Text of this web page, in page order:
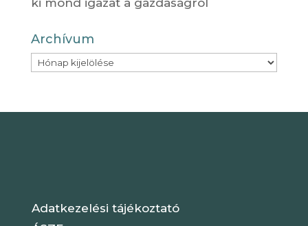
Archívum
Archívum
Adatkezelési tájékoztató